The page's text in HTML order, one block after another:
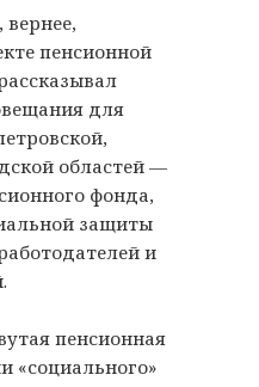
пенсионной
для
областей —
фонда,
защиты
и
пенсионная
«социального»